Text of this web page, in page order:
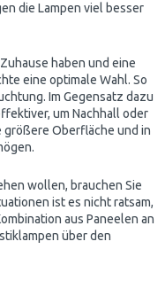
die Lampen viel besser
haben und eine
eine optimale Wahl. So
Im Gegensatz dazu
um Nachhall oder
größere Oberfläche und in
wollen, brauchen Sie
ist es nicht ratsam,
aus Paneelen an
über den